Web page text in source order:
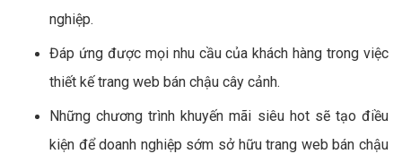
nghiệp.
Đáp ứng được mọi nhu cầu của khách hàng trong việc
thiết kế trang web bán chậu cây cảnh.
Những chương trình khuyến mãi siêu hot sẽ tạo điều
kiện để doanh nghiệp sớm sở hữu trang web bán chậu